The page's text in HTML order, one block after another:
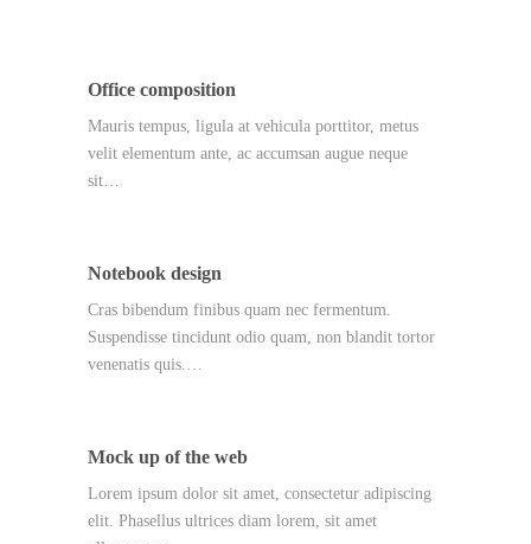
Office composition
Mauris tempus, ligula at vehicula porttitor, metus
velit elementum ante, ac accumsan augue neque
sit…
Notebook design
Cras bibendum finibus quam nec fermentum.
Suspendisse tincidunt odio quam, non blandit tortor
venenatis quis.…
Mock up of the web
Lorem ipsum dolor sit amet, consectetur adipiscing
elit. Phasellus ultrices diam lorem, sit amet